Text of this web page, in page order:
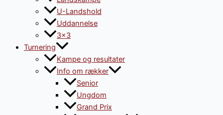
U-Landshold
Uddannelse
3×3
Turnering
Kampe og resultater
Info om rækker
Senior
Ungdom
Grand Prix